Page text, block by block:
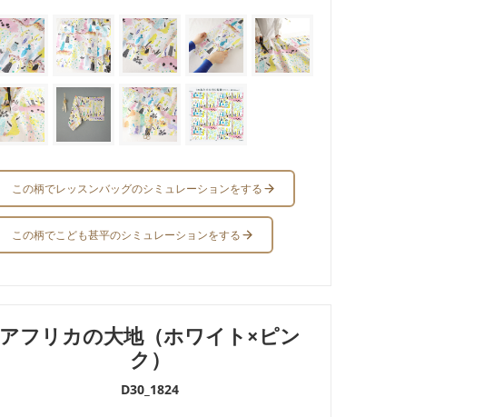
この柄でレッスンバッグのシミュレーションをする
この柄でこども甚平のシミュレーションをする
アフリカの大地（ホワイト×ピン
ク）
D30_1824